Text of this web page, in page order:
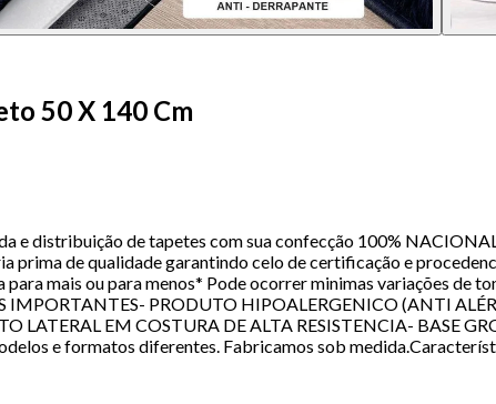
50 X 140 Cm
e distribuição de tapetes com sua confecção 100%
de qualidade garantindo celo de certificação e
para mais ou para menos* Pode ocorrer minimas variações de
PRODUTO HIPOALERGENICO (ANTI
LATERAL EM COSTURA DE ALTA RESISTENCIA- BASE
e formatos diferentes. Fabricamos sob